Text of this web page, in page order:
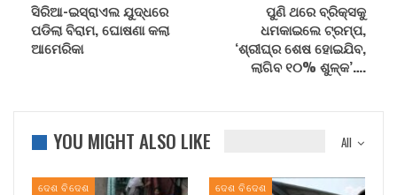
ସିରିଆ-ଇସ୍ରାଏଲ ଯୁଦ୍ଧରେ
ପଡିଲା ବିରାମ, ଘୋଷଣା କଲା
ଆମେରିକା
ପୁଣି ଥରେ ବ୍ରିକ୍ସକୁ
ଧମକାଇଲେ ଟ୍ରମ୍ପ,
‘ଶ୍ରୀଘ୍ର ଶେଷ ହୋଇଯିବ,
ଲାଗିବ ୧୦% ଶୁଳ୍କ’….
All
YOU MIGHT ALSO LIKE
ଦେଶ ବିଦେଶ ଦେଶ ବିଦେଶ